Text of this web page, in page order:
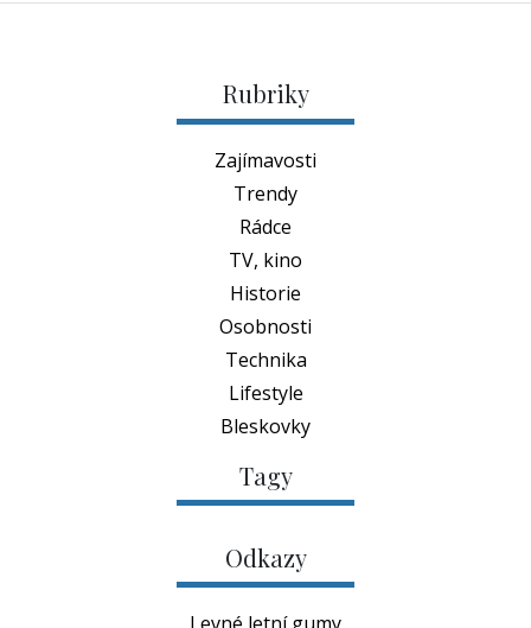
Rubriky
Zajímavosti
Trendy
Rádce
TV, kino
Historie
Osobnosti
Technika
Lifestyle
Bleskovky
Tagy
Odkazy